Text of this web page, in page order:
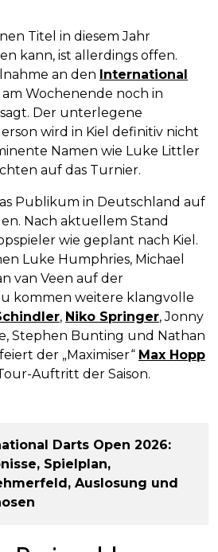
Titel in diesem Jahr
kann, ist allerdings offen.
an den International
am Wochenende noch in
Der unterlegene
wird in Kiel definitiv nicht
Namen wie Luke Littler
auf das Turnier.
Publikum in Deutschland auf
Nach aktuellem Stand
wie geplant nach Kiel.
Luke Humphries, Michael
van Veen auf der
kommen weitere klangvolle
, Niko Springer, Jonny
Stephen Bunting und Nathan
der „Maximiser“ Max Hopp
Auftritt der Saison.
Darts Open 2026:
Spielplan,
Auslosung und